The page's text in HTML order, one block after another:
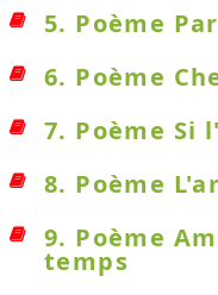
5. Poème
6. Poème
7. Poème Si
8. Poème
9. Poème
temps